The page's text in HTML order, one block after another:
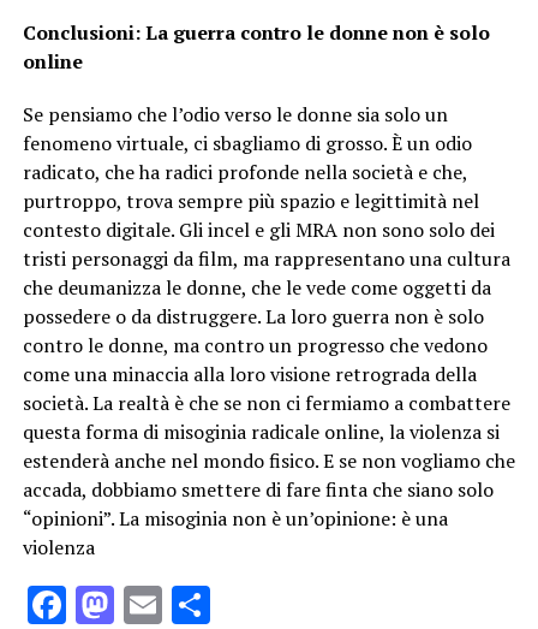
Conclusioni: La guerra contro le donne non è solo
online
Se pensiamo che l’odio verso le donne sia solo un
fenomeno virtuale, ci sbagliamo di grosso. È un odio
radicato, che ha radici profonde nella società e che,
purtroppo, trova sempre più spazio e legittimità nel
contesto digitale. Gli incel e gli MRA non sono solo dei
tristi personaggi da film, ma rappresentano una cultura
che deumanizza le donne, che le vede come oggetti da
possedere o da distruggere. La loro guerra non è solo
contro le donne, ma contro un progresso che vedono
come una minaccia alla loro visione retrograda della
società. La realtà è che se non ci fermiamo a combattere
questa forma di misoginia radicale online, la violenza si
estenderà anche nel mondo fisico. E se non vogliamo che
accada, dobbiamo smettere di fare finta che siano solo
“opinioni”. La misoginia non è un’opinione: è una
violenza
Facebook
Mastodon
EmailCondividi